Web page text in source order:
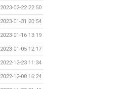
2023-02-22 22:50
2023-01-31 20:54
2023-01-16 13:19
2023-01-05 12:17
2022-12-23 11:34
2022-12-08 16:24